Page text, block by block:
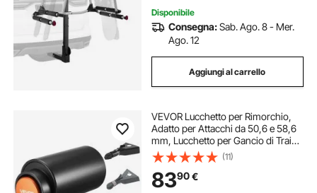
Disponibile
Consegna:Sab. Ago. 8 - Mer.
Ago. 12
Aggiungi al carrello
VEVOR Lucchetto per Rimorchio,
Adatto per Attacchi da 50,6 e 58,6
mm, Lucchetto per Gancio di Traino
Robusto con 3 Chiavi, Protegge le
Catene di Sicurezza, Resistente allo
Scasso e Alla Corrosione
(11)
8390€